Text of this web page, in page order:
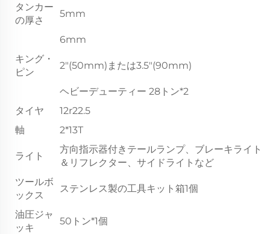
タンカー
の厚さ
5mm
6mm
キング・
ピン
2"(50mm)または3.5"(90mm)
ヘビーデューティー 28トン*2
タイヤ
12r22.5
軸
2*13T
ライト
方向指示器付きテールランプ、ブレーキライト
＆リフレクター、サイドライトなど
ツールボ
ックス
ステンレス製の工具キット箱1個
油圧ジャ
ッキ
50トン*1個